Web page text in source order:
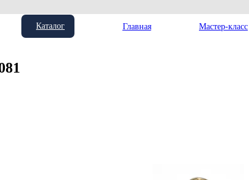
Каталог Главная Мастер-класс